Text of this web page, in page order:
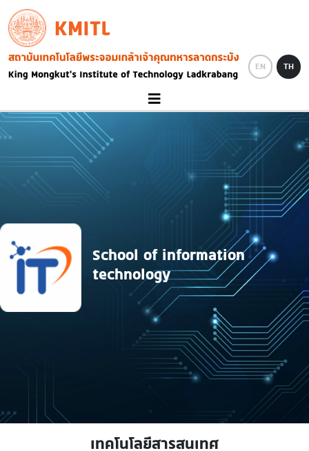
Skip to main content
KMITL
Image
EN TH
School of information
technology
เทคโนโลยีสารสนเทศ